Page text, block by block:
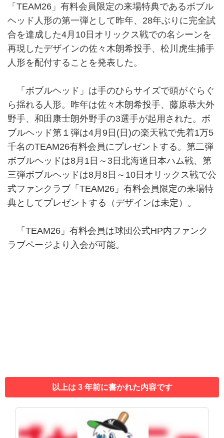
「TEAM26」有料会員限定の来場特典であるボブル
ヘッド人形の第一弾として昨年、28年ぶりに完全試
合を達成した4月10日オリックス戦での名シーンを
再現したデザインの佐々木朗希投手、松川虎生捕手
人形を配付することを発表した。
「ボブルヘッド」は手のひらサイズで頭がぐらぐ
ら揺れる人形。昨年は佐々木朗希投手、藤原恭大外
野手、和田康士朗外野手の3選手が起用された。ボ
ブルヘッド第１弾は4月9日(日)の楽天戦で先着1万5
千名のTEAM26有料会員にプレゼントする。第二弾
ボブルヘッドは8月1日～3日北海道日本ハム戦、第
三弾ボブルヘッドは8月8日～10日オリックス戦で公
式ファンクラブ「TEAM26」有料会員限定の来場特
典としてプレゼントする（デザインは未定）。
「TEAM26」有料会員は球団公式HP内ファンク
ラブページより入会が可能。
以上は 3 年前に書かれた内容です